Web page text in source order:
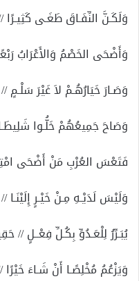
وَلَكَـنَّ النِّفَـاقَ طَغَـى كَثِيـرًا
وَأَضْحَى الخَصْمُ وَالأَعْرَابُ
وَصَـارَ خَيَارُهُـمْ لاَ غَيْرَ
وَصَاحَ جَمِيعُهُمْ خَلُّـوا شَلِيطَـا
فَتَعْسَ العُرْبِ مَنْ أَضْحَى
وَلَيْسَ لَدَيْـهِ مِـنْ خَيْـرٍ إِلَيْنَـا
يُبَـرِّرُ لِلْعَـدُوِّ بِكُـلِّ فِعْــلٍ //
وَيَزْعُمُ مُخْلِصًـا أَنْ شَـاءَ خَيْرًا //